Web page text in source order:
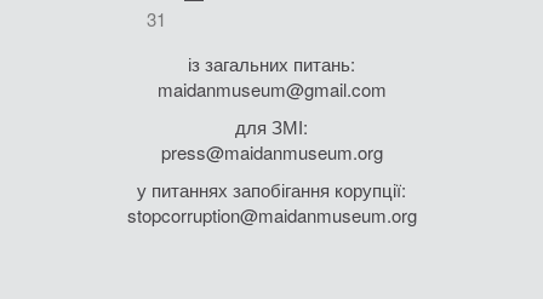
31
із загальних питань:
maidanmuseum@gmail.com
для ЗМІ:
press@maidanmuseum.org
у питаннях запобігання корупції:
stopcorruption@maidanmuseum.org